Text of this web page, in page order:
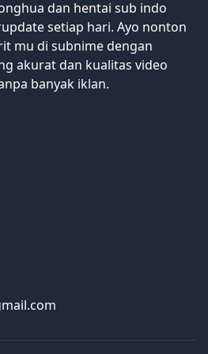
dan hentai sub indo
setiap hari. Ayo nonton
mu di subnime dengan
akurat dan kualitas video
banyak iklan.